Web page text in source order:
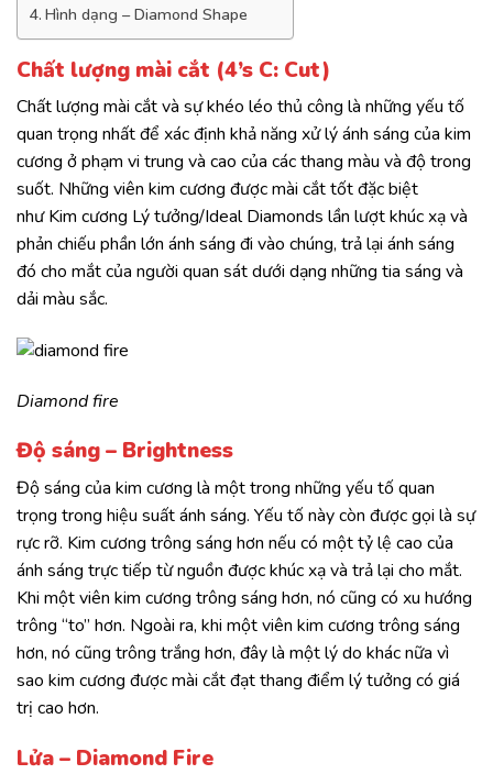
Hình dạng – Diamond Shape
Chất lượng mài cắt (4’s C: Cut)
Chất lượng mài cắt và sự khéo léo thủ công là những yếu tố
quan trọng nhất để xác định khả năng xử lý ánh sáng của kim
cương ở phạm vi trung và cao của các thang màu và độ trong
suốt. Những viên kim cương được mài cắt tốt đặc biệt
như Kim cương Lý tưởng/Ideal Diamonds lần lượt khúc xạ và
phản chiếu phần lớn ánh sáng đi vào chúng, trả lại ánh sáng
đó cho mắt của người quan sát dưới dạng những tia sáng và
dải màu sắc.
Diamond fire
Độ sáng – Brightness
Độ sáng của kim cương là một trong những yếu tố quan
trọng trong hiệu suất ánh sáng. Yếu tố này còn được gọi là sự
rực rỡ. Kim cương trông sáng hơn nếu có một tỷ lệ cao của
ánh sáng trực tiếp từ nguồn được khúc xạ và trả lại cho mắt.
Khi một viên kim cương trông sáng hơn, nó cũng có xu hướng
trông “to” hơn. Ngoài ra, khi một viên kim cương trông sáng
hơn, nó cũng trông trắng hơn, đây là một lý do khác nữa vì
sao kim cương được mài cắt đạt thang điểm lý tưởng có giá
trị cao hơn.
Lửa – Diamond Fire